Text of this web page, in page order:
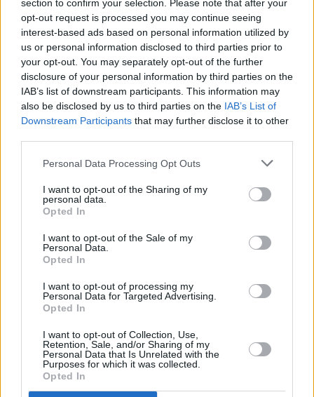
section to confirm your selection. Please note that after your
opt-out request is processed you may continue seeing
interest-based ads based on personal information utilized by
us or personal information disclosed to third parties prior to
your opt-out. You may separately opt-out of the further
disclosure of your personal information by third parties on the
IAB’s list of downstream participants. This information may
also be disclosed by us to third parties on the IAB’s List of
Downstream Participants that may further disclose it to other
Personal Data Processing Opt Outs
I want to opt-out of the Sharing of my
personal data.
Opted In
I want to opt-out of the Sale of my
Personal Data.
Opted In
I want to opt-out of processing my
Personal Data for Targeted Advertising.
Opted In
I want to opt-out of Collection, Use,
Retention, Sale, and/or Sharing of my
Personal Data that Is Unrelated with the
Purposes for which it was collected.
Opted In
Maximiliano y Maribel.
En principio, la causa judicial solo se abriría si apareciera
una nueva prueba que apuntara a indicios de criminalidad.
Los “padres coraje” mantienen abierto un apartado de
correos —266-23080 de Jaén— para que cualquiera que
pueda aportar algo sobre el caso les pueda enviar
información de forma reservada: “Estoy segura de que
Maribel, quien agradece todo el apoyo social recibido en
estos casi siete años de lucha. No en vano, llegaron a
conseguir más de 40.000 firmas de respaldo a su petición
de “Justicia para Javi”.